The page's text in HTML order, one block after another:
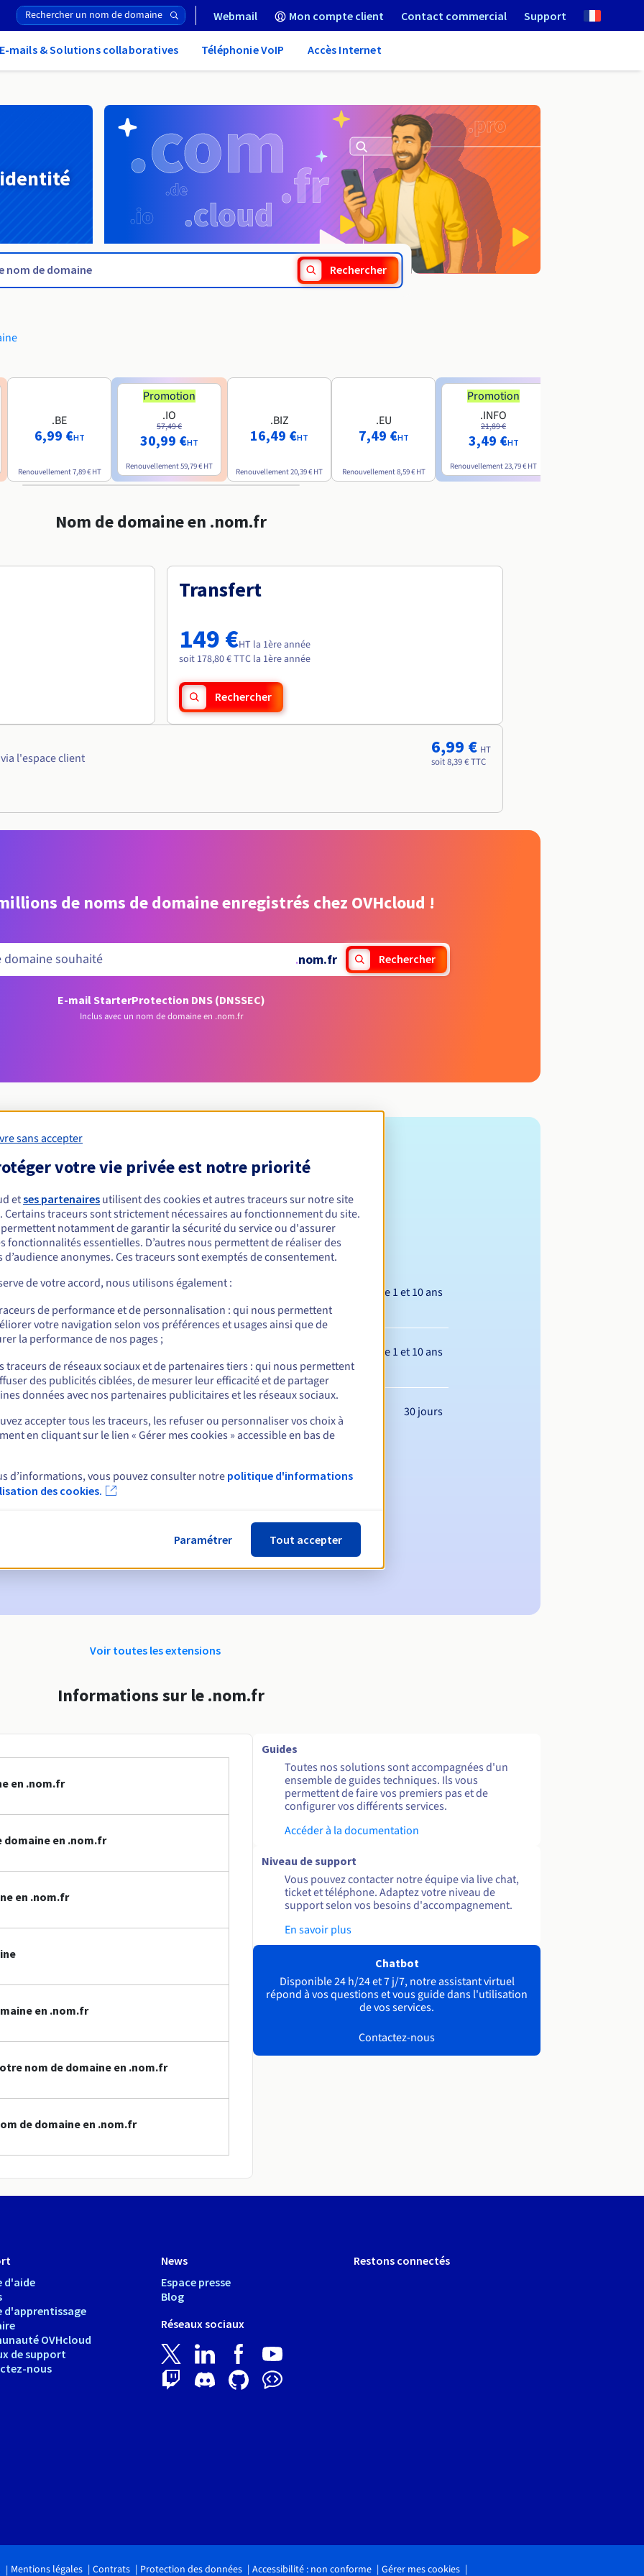
Webmail Mon compte client Contact commercial Support
E-mails & Solutions collaboratives Téléphonie VoIP Accès Internet
Rechercher
.BE
6,99 €HT
Renouvellement7,89 € HT
Promotion
.IO
57,49 €
30,99 €HT
Renouvellement59,79 € HT
.BIZ
16,49 €HT
Renouvellement20,39 € HT
.EU
7,49 €HT
Renouvellement8,59 € HT
Promotion
.INFO
21,89 €
3,49 €HT
Renouvellement23,79 € HT
Nom de domaine en .nom.fr
Transfert
149 €HT la 1ère année
soit 178,80 € TTC la 1ère année
Rechercher
l'espace client
6,99 € HT
soit 8,39 € TTC
de noms de domaine enregistrés chez OVHcloud !
.nom.fr Rechercher
E-mail StarterProtection DNS (DNSSEC)
Inclus avec un nom de domaine en .nom.fr
Conditions d'éligibilité
.nom.fr ?
physiques ou morales, sans restriction géographique.
Règles de gestion et notifications
Entre 1 et 10 ans
Entre 1 et 10 ans
30 jours
:
60, 30, 15, 7 et 3 jours avant la date d'échéance
pour notification de la suspension du nom de domaine
de rédemption pour notification de la suppression du nom de domaine
Voir toutes les extensions
Informations sur le .nom.fr
en .nom.fr
domaine en .nom.fr
en .nom.fr
en .nom.fr
nom de domaine en .nom.fr
de domaine en .nom.fr
Guides
Toutes nos solutions sont accompagnées d'un
ensemble de guides techniques. Ils vous
permettent de faire vos premiers pas et de
configurer vos différents services.
Accéder à la documentation
Niveau de support
Vous pouvez contacter notre équipe via live chat,
ticket et téléphone. Adaptez votre niveau de
support selon vos besoins d'accompagnement.
En savoir plus
Chatbot
Disponible 24 h/24 et 7 j/7, notre assistant virtuel
répond à vos questions et vous guide dans l'utilisation
de vos services.
Contactez-nous
d'aide
d'apprentissage
OVHcloud
de support
nous
News
Espace presse
Blog
Réseaux sociaux
Restons connectés
Mentions légales Contrats Protection des données Accessibilité : non conforme Gérer mes cookies
sans accepter
votre vie privée est notre priorité
etses partenaires utilisent des cookies et autres traceurs sur notre site
Certains traceurs sont strictement nécessaires au fonctionnement du site.
notamment de garantir la sécurité du service ou d'assurer
fonctionnalités essentielles. D’autres nous permettent de réaliser des
d’audience anonymes. Ces traceurs sont exemptés de consentement.
de votre accord, nous utilisons également :
de performance et de personnalisation : qui nous permettent
votre navigation selon vos préférences et usages ainsi que de
la performance de nos pages ;
traceurs de réseaux sociaux et de partenaires tiers : qui nous permettent
des publicités ciblées, de mesurer leur efficacité et de partager
données avec nos partenaires publicitaires et les réseaux sociaux.
accepter tous les traceurs, les refuser ou personnaliser vos choix à
en cliquant sur le lien « Gérer mes cookies » accessible en bas de
d’informations, vous pouvez consulter notre politique d'informations
des cookies.
Paramétrer Tout accepter